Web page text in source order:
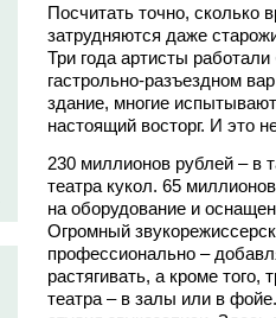
Посчитать точно, сколько
затрудняются даже
Три года артисты
гастрольно-разъездном
здание, многие
настоящий восторг. И это
230 миллионов рублей – в
театра кукол. 65
на оборудование и
Огромный
профессионально –
растягивать, а кроме того,
театра – в залы или в